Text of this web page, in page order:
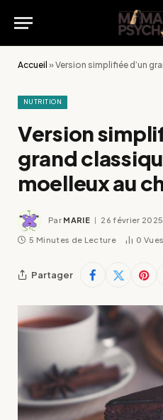
Accueil »Version simplifiée d’un grand
NUTRITION
Version
grand
moelleux au
Par MARIE 26 février 2025
5 Minutes de Lecture 0 Vues
Partager